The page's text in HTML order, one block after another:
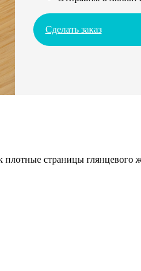
Сделать заказ
плотные страницы глянцевого